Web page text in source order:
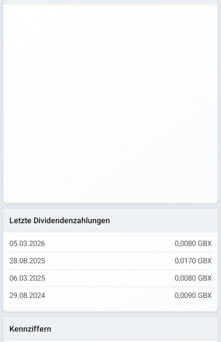
Letzte Dividendenzahlungen
05.03.2026
0,0080 GBX
28.08.2025
0,0170 GBX
06.03.2025
0,0080 GBX
29.08.2024
0,0090 GBX
Kennziffern